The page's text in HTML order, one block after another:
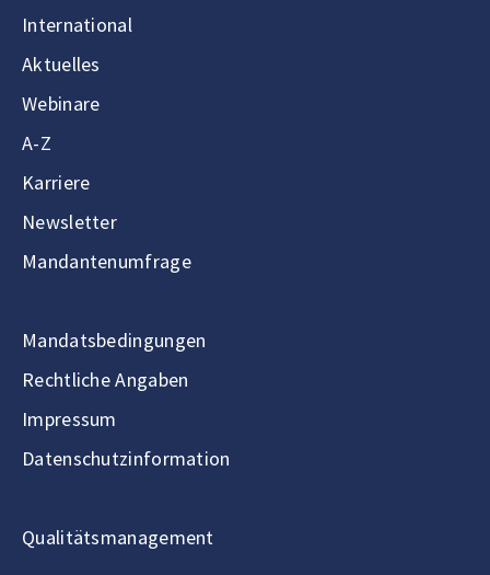
International
Aktuelles
Webinare
A-Z
Karriere
Newsletter
Mandantenumfrage
Mandatsbedingungen
Rechtliche Angaben
Impressum
Datenschutzinformation
Qualitätsmanagement